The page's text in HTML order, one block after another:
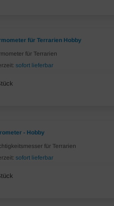
für Terrarien Hobby
für Terrarien
sofort lieferbar
- Hobby
für Terrarien
sofort lieferbar